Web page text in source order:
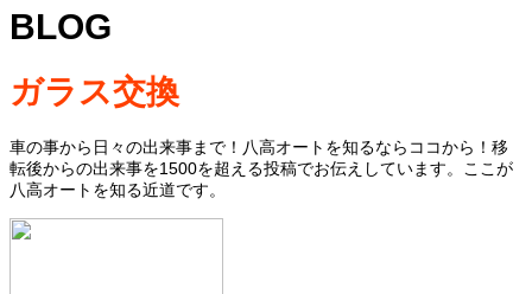
BLOG
ガラス交換
車の事から日々の出来事まで！八高オートを知るならココから！移
転後からの出来事を1500を超える投稿でお伝えしています。ここが
八高オートを知る近道です。